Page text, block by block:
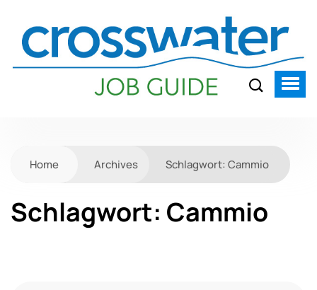
Home Archives Schlagwort: Cammio
Schlagwort: Cammio